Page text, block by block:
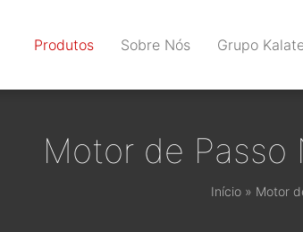
Produtos Sobre Nós Grupo
Motor de
Início» Motor